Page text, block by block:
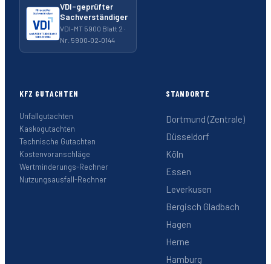
VDI-geprüfter
Sachverständiger
VDI-MT 5900 Blatt 2 ·
Nr. 5900‑02‑0144
KFZ GUTACHTEN
Unfallgutachten
Kaskogutachten
Technische Gutachten
Kostenvoranschläge
Wertminderungs-Rechner
Nutzungsausfall-Rechner
STANDORTE
Dortmund (Zentrale)
Düsseldorf
Köln
Essen
Leverkusen
Bergisch Gladbach
Hagen
Herne
Hamburg